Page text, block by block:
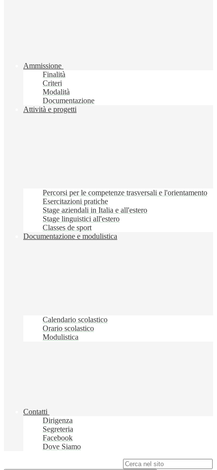
Ammissione
Finalità
Criteri
Modalità
Documentazione
Attività e progetti
Percorsi per le competenze trasversali e l'orientamento
Esercitazioni pratiche
Stage aziendali in Italia e all'estero
Stage linguistici all'estero
Classes de sport
Documentazione e modulistica
Calendario scolastico
Orario scolastico
Modulistica
Contatti
Dirigenza
Segreteria
Facebook
Dove Siamo